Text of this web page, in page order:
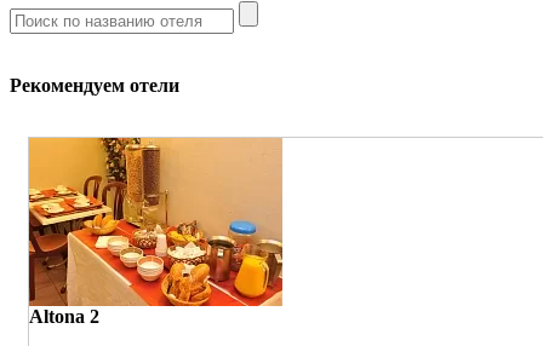
Рекомендуем отели
Altona 2